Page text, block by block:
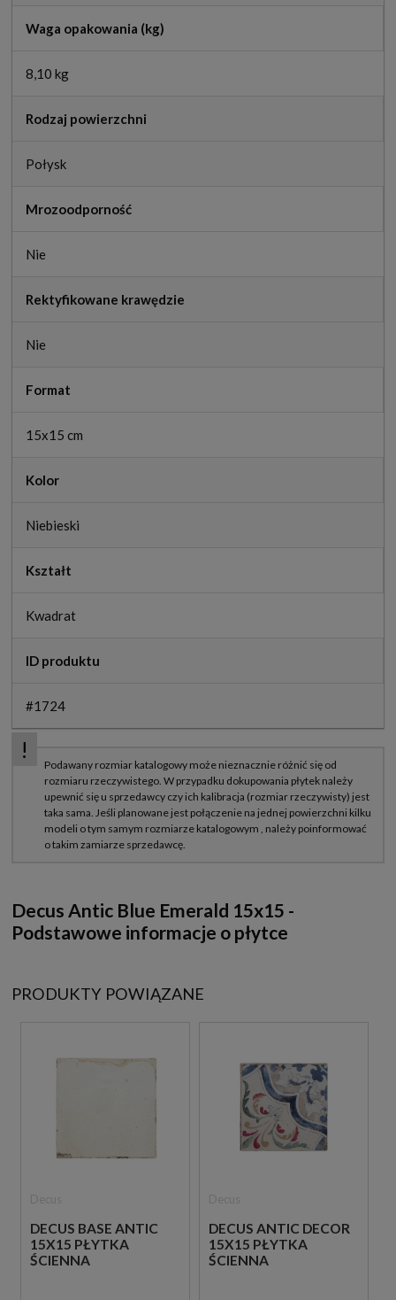
Waga opakowania (kg)
8,10 kg
Rodzaj powierzchni
Połysk
Mrozoodporność
Nie
Rektyfikowane krawędzie
Nie
Format
15x15 cm
Kolor
Niebieski
Kształt
Kwadrat
ID produktu
#1724
Decus Antic Blue Emerald 15x15 -
Podstawowe informacje o płytce
PRODUKTY POWIĄZANE
DECUS BASE ANTIC
15X15 PŁYTKA
ŚCIENNA
DECUS ANTIC DECOR
15X15 PŁYTKA
ŚCIENNA